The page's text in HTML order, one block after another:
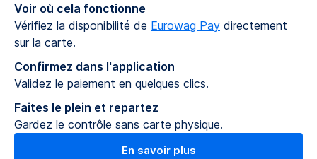
Voir où cela fonctionne
Vérifiez la disponibilité de Eurowag Pay directement
sur la carte.
Confirmez dans l'application
Validez le paiement en quelques clics.
Faites le plein et repartez
Gardez le contrôle sans carte physique.
En savoir plus